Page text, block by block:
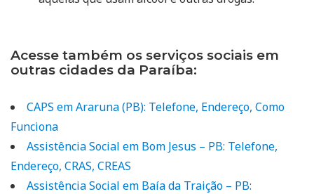
Acesse também os serviços sociais em
outras cidades da Paraíba:
CAPS em Araruna (PB): Telefone, Endereço, Como
Funciona
Assistência Social em Bom Jesus – PB: Telefone,
Endereço, CRAS, CREAS
Assistência Social em Baía da Traição – PB: